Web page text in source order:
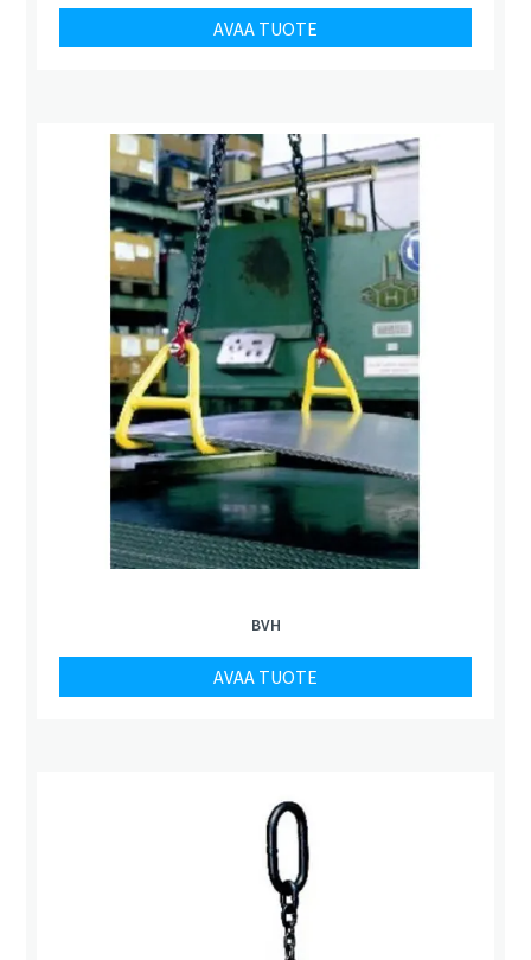
AVAA TUOTE
BVH
AVAA TUOTE